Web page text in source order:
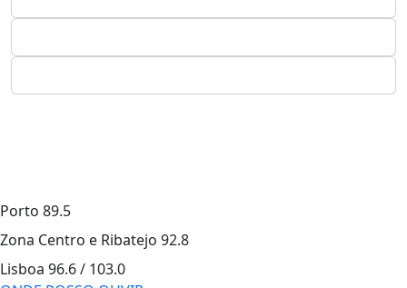
Porto 89.5
Zona Centro e Ribatejo 92.8
Lisboa 96.6 / 103.0